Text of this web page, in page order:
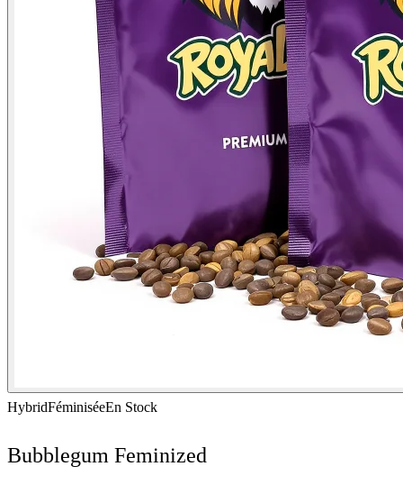
HybridFéminiséeEn Stock
Bubblegum Feminized